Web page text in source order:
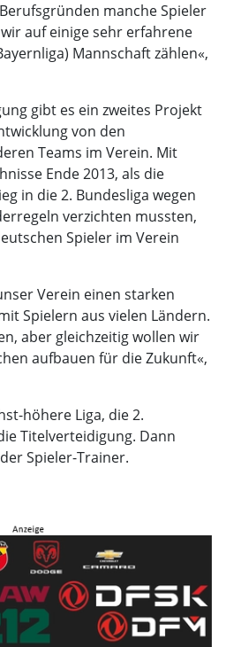
manche Spieler
auf einige sehr erfahrene
Mannschaft zählen«,
gibt es ein zweites Projekt
von den
Teams im Verein. Mit
Ende 2013, als die
in die 2. Bundesliga wegen
verzichten mussten,
Spieler im Verein
Verein einen starken
Spielern aus vielen Ländern.
aber gleichzeitig wollen wir
aufbauen für die Zukunft«,
höhere Liga, die 2.
Titelverteidigung. Dann
Spieler-Trainer.